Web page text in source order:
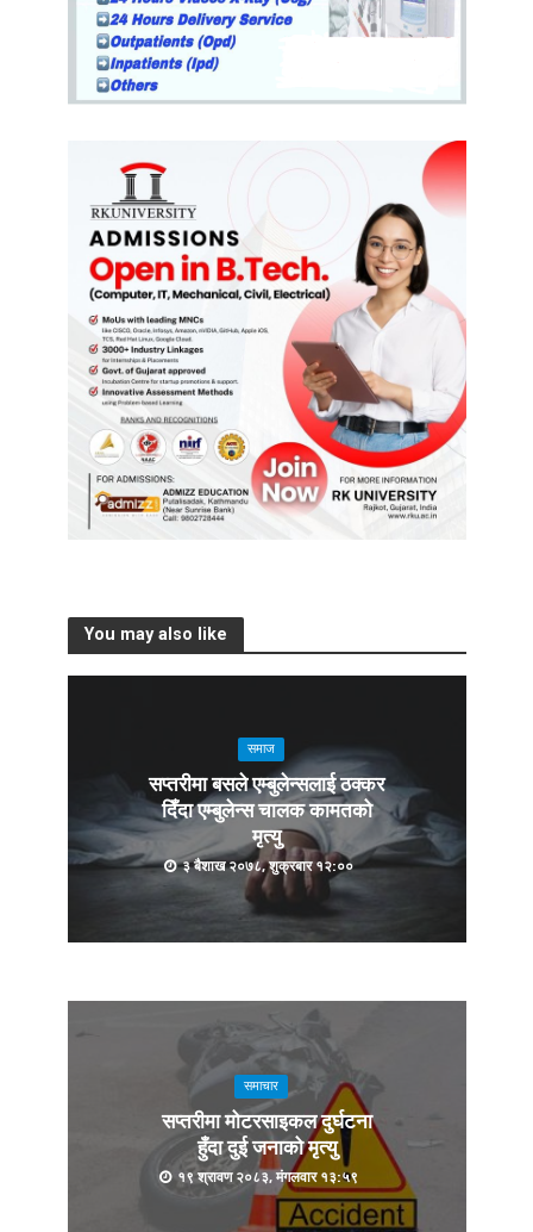
You may also like
समाज
सप्तरीमा बसले एम्बुलेन्सलाई ठक्कर
दिँदा एम्बुलेन्स चालक कामतको
मृत्यु
३ बैशाख २०७८, शुक्रबार १२:००
समाचार
सप्तरीमा मोटरसाइकल दुर्घटना
हुँदा दुई जनाको मृत्यु
१९ श्रावण २०८३, मंगलवार १३:५९